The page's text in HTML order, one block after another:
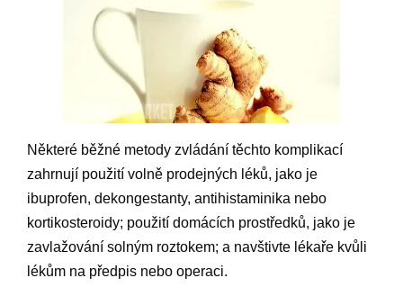
Některé běžné metody zvládání těchto komplikací
zahrnují použití volně prodejných léků, jako je
ibuprofen, dekongestanty, antihistaminika nebo
kortikosteroidy; použití domácích prostředků, jako je
zavlažování solným roztokem; a navštivte lékaře kvůli
lékům na předpis nebo operaci.